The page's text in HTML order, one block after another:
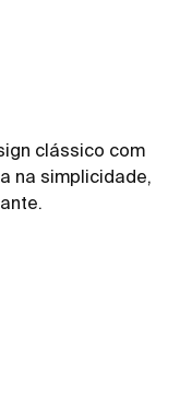
clássico com
na simplicidade,